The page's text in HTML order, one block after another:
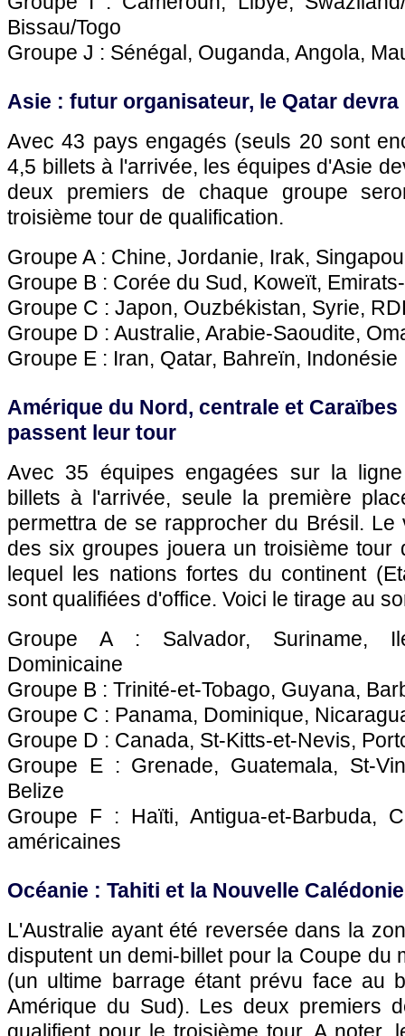
Bissau/Togo
Groupe J : Sénégal, Ouganda, Angola,
Asie : futur organisateur, le Qatar
Avec 43 pays engagés (seuls 20 sont
4,5 billets à l'arrivée, les équipes d'Asie
deux premiers de chaque groupe
troisième tour de qualification.
Groupe A : Chine, Jordanie, Irak,
Groupe B : Corée du Sud, Koweït,
Groupe C : Japon, Ouzbékistan, Syrie,
Groupe D : Australie, Arabie-Saoudite,
Groupe E : Iran, Qatar, Bahreïn, Indonésie
Amérique du Nord, centrale et
passent leur tour
Avec 35 équipes engagées sur la
billets à l'arrivée, seule la première
permettra de se rapprocher du Brésil. Le
des six groupes jouera un troisième tour
lequel les nations fortes du continent
sont qualifiées d'office. Voici le tirage au
Groupe A : Salvador, Suriname,
Dominicaine
Groupe B : Trinité-et-Tobago, Guyana,
Groupe C : Panama, Dominique,
Groupe D : Canada, St-Kitts-et-Nevis,
Groupe E : Grenade, Guatemala, St-
Belize
Groupe F : Haïti, Antigua-et-Barbuda,
américaines
Océanie : Tahiti et la Nouvelle
L'Australie ayant été reversée dans la
disputent un demi-billet pour la Coupe du
(un ultime barrage étant prévu face au
Amérique du Sud). Les deux premiers